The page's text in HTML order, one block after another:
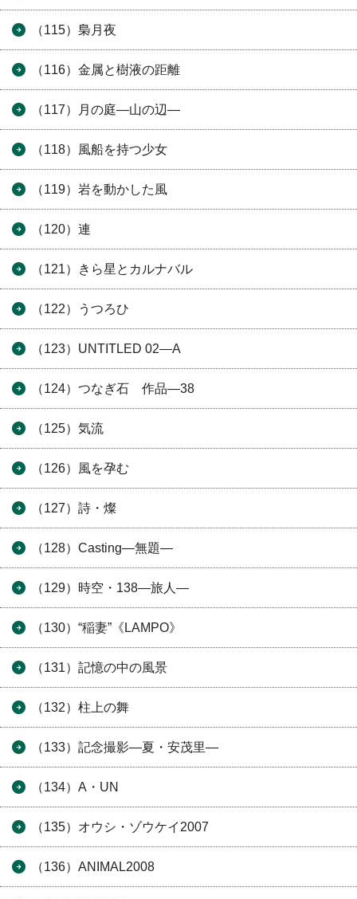
（115）梟月夜
（116）金属と樹液の距離
（117）月の庭―山の辺―
（118）風船を持つ少女
（119）岩を動かした風
（120）連
（121）きら星とカルナバル
（122）うつろひ
（123）UNTITLED 02―A
（124）つなぎ石 作品―38
（125）気流
（126）風を孕む
（127）詩・燦
（128）Casting―無題―
（129）時空・138―旅人―
（130）“稲妻”《LAMPO》
（131）記憶の中の風景
（132）柱上の舞
（133）記念撮影―夏・安茂里―
（134）A・UN
（135）オウシ・ゾウケイ2007
（136）ANIMAL2008